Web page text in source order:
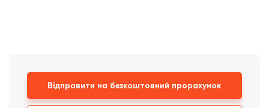
Будівельні суміші
Відправити на безкоштовний прорахунок